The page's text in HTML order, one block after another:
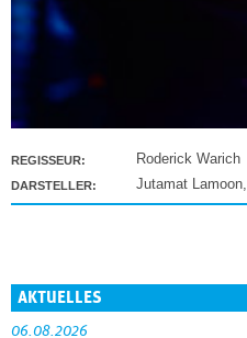
REGISSEUR: Roderick Warich
DARSTELLER: Jutamat Lamoon,
AKTUELLES
06.08.2026